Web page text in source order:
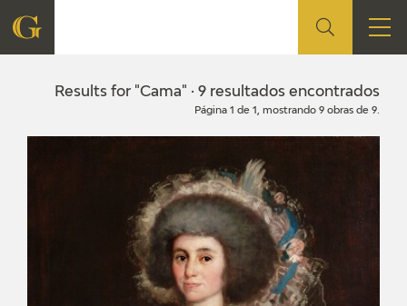
FOUNDATION
CORPORATE ACTION
Results for "Cama" · 9 resultados encontrados
Página 1 de 1, mostrando 9 obras de 9.